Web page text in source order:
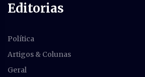
Editorias
Política
Artigos & Colunas
Geral